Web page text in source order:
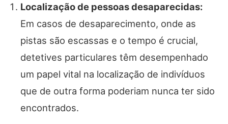
Localização de pessoas desaparecidas:
Em casos de desaparecimento, onde as
pistas são escassas e o tempo é crucial,
detetives particulares têm desempenhado
um papel vital na localização de indivíduos
que de outra forma poderiam nunca ter sido
encontrados.